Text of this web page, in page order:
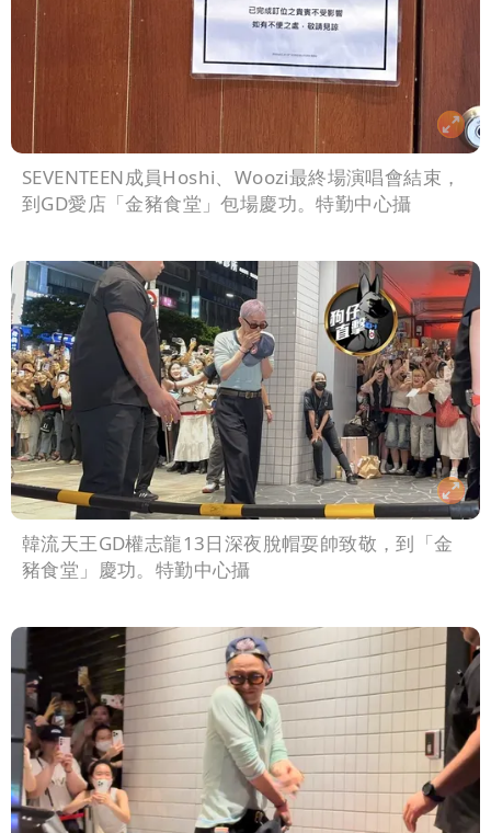
SEVENTEEN成員Hoshi、Woozi最終場演唱會結束，
到GD愛店「金豬食堂」包場慶功。特勤中心攝
韓流天王GD權志龍13日深夜脫帽耍帥致敬，到「金
豬食堂」慶功。特勤中心攝